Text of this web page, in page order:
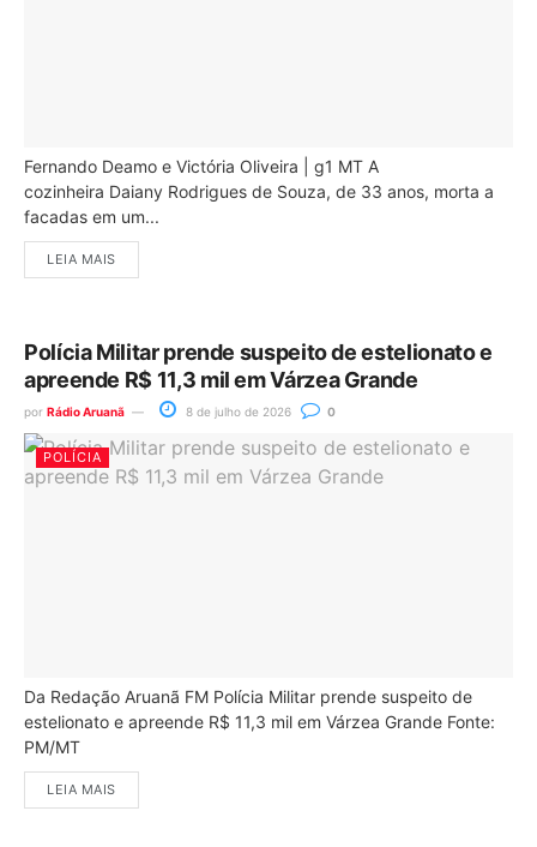
Fernando Deamo e Victória Oliveira | g1 MT A
cozinheira Daiany Rodrigues de Souza, de 33 anos, morta a
facadas em um...
LEIA MAIS
Polícia Militar prende suspeito de estelionato e
apreende R$ 11,3 mil em Várzea Grande
por Rádio Aruanã 8 de julho de 2026 0
POLÍCIA
Da Redação Aruanã FM Polícia Militar prende suspeito de
estelionato e apreende R$ 11,3 mil em Várzea Grande Fonte:
PM/MT
LEIA MAIS